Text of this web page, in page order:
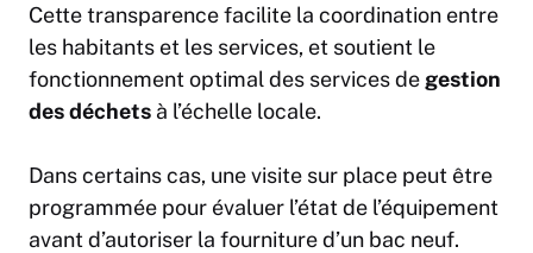
Cette transparence facilite la coordination entre
les habitants et les services, et soutient le
fonctionnement optimal des services de gestion
des déchets à l’échelle locale.
Dans certains cas, une visite sur place peut être
programmée pour évaluer l’état de l’équipement
avant d’autoriser la fourniture d’un bac neuf.